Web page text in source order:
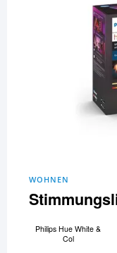
WOHNEN
Philips Hue White &
Col